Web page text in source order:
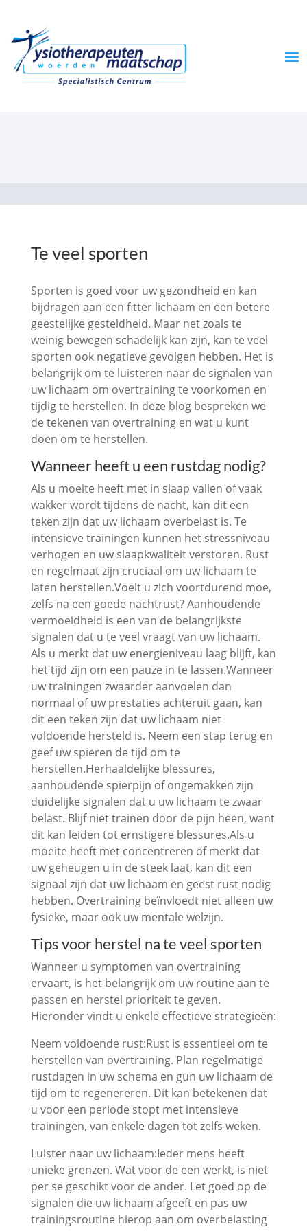
Te veel sporten
Sporten is goed voor uw gezondheid en kan
bijdragen aan een fitter lichaam en een betere
geestelijke gesteldheid. Maar net zoals te
weinig bewegen schadelijk kan zijn, kan te veel
sporten ook negatieve gevolgen hebben. Het is
belangrijk om te luisteren naar de signalen van
uw lichaam om overtraining te voorkomen en
tijdig te herstellen. In deze blog bespreken we
de tekenen van overtraining en wat u kunt
doen om te herstellen.
Wanneer heeft u een rustdag nodig?
Als u moeite heeft met in slaap vallen of vaak
wakker wordt tijdens de nacht, kan dit een
teken zijn dat uw lichaam overbelast is. Te
intensieve trainingen kunnen het stressniveau
verhogen en uw slaapkwaliteit verstoren. Rust
en regelmaat zijn cruciaal om uw lichaam te
laten herstellen.Voelt u zich voortdurend moe,
zelfs na een goede nachtrust? Aanhoudende
vermoeidheid is een van de belangrijkste
signalen dat u te veel vraagt van uw lichaam.
Als u merkt dat uw energieniveau laag blijft, kan
het tijd zijn om een pauze in te lassen.Wanneer
uw trainingen zwaarder aanvoelen dan
normaal of uw prestaties achteruit gaan, kan
dit een teken zijn dat uw lichaam niet
voldoende hersteld is. Neem een stap terug en
geef uw spieren de tijd om te
herstellen.Herhaaldelijke blessures,
aanhoudende spierpijn of ongemakken zijn
duidelijke signalen dat u uw lichaam te zwaar
belast. Blijf niet trainen door de pijn heen, want
dit kan leiden tot ernstigere blessures.Als u
moeite heeft met concentreren of merkt dat
uw geheugen u in de steek laat, kan dit een
signaal zijn dat uw lichaam en geest rust nodig
hebben. Overtraining beïnvloedt niet alleen uw
fysieke, maar ook uw mentale welzijn.
Tips voor herstel na te veel sporten
Wanneer u symptomen van overtraining
ervaart, is het belangrijk om uw routine aan te
passen en herstel prioriteit te geven.
Hieronder vindt u enkele effectieve strategieën:
Neem voldoende rust:Rust is essentieel om te
herstellen van overtraining. Plan regelmatige
rustdagen in uw schema en gun uw lichaam de
tijd om te regenereren. Dit kan betekenen dat
u voor een periode stopt met intensieve
trainingen, van enkele dagen tot zelfs weken.
Luister naar uw lichaam:Ieder mens heeft
unieke grenzen. Wat voor de een werkt, is niet
per se geschikt voor de ander. Let goed op de
signalen die uw lichaam afgeeft en pas uw
trainingsroutine hierop aan om overbelasting